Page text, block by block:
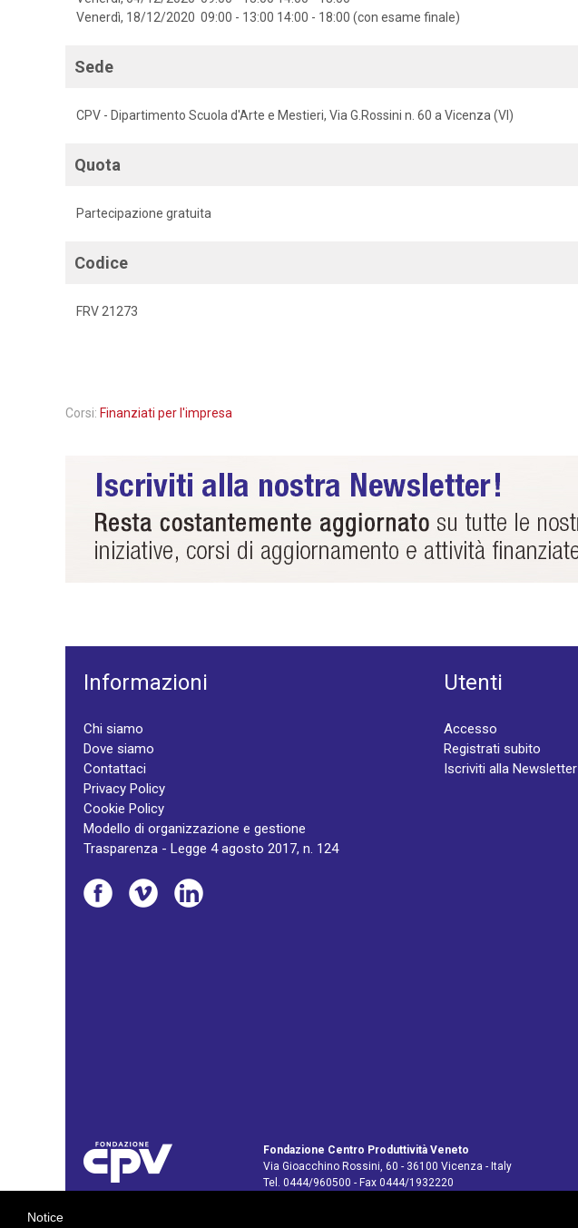
Venerdì, 18/12/2020 09:00 - 13:00 14:00 - 18:00 (con esame finale)
Sede
CPV - Dipartimento Scuola d'Arte e Mestieri, Via G.Rossini n. 60 a Vicenza (VI)
Quota
Partecipazione gratuita
Codice
FRV 21273
Corsi: Finanziati per l'impresa
Informazioni
Chi siamo
Dove siamo
Contattaci
Privacy Policy
Cookie Policy
Modello di organizzazione e gestione
Trasparenza - Legge 4 agosto 2017, n. 124
Utenti
Accesso
Registrati subito
Iscriviti alla Newsletter
Fondazione Centro Produttività Veneto
Via Gioacchino Rossini, 60 - 36100 Vicenza - Italy
Tel. 0444/960500 - Fax 0444/1932220
Notice